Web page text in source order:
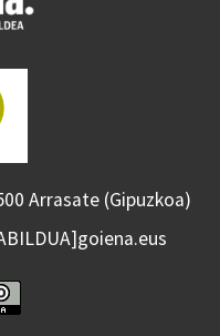
Arrasate (Gipuzkoa)